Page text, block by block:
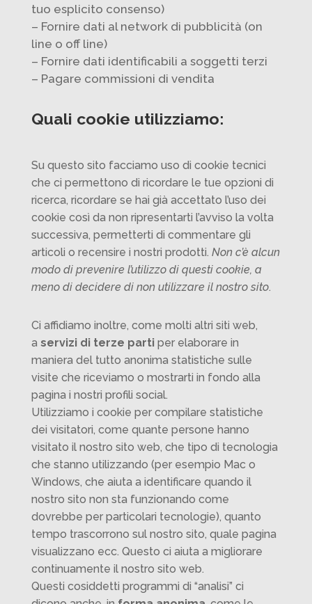
tuo esplicito consenso)
– Fornire dati al network di pubblicità (on
line o off line)
– Fornire dati identificabili a soggetti terzi
– Pagare commissioni di vendita
Quali cookie utilizziamo:
Su questo sito facciamo uso di cookie tecnici
che ci permettono di ricordare le tue opzioni di
ricerca, ricordare se hai già accettato l’uso dei
cookie così da non ripresentarti l’avviso la volta
successiva, permetterti di commentare gli
articoli o recensire i nostri prodotti. Non c’è alcun
modo di prevenire l’utilizzo di questi cookie, a
meno di decidere di non utilizzare il nostro sito.
Ci affidiamo inoltre, come molti altri siti web,
a servizi di terze partiper elaborare in
maniera del tutto anonima statistiche sulle
visite che riceviamo o mostrarti in fondo alla
pagina i nostri profili social.
Utilizziamo i cookie per compilare statistiche
dei visitatori, come quante persone hanno
visitato il nostro sito web, che tipo di tecnologia
che stanno utilizzando (per esempio Mac o
Windows, che aiuta a identificare quando il
nostro sito non sta funzionando come
dovrebbe per particolari tecnologie), quanto
tempo trascorrono sul nostro sito, quale pagina
visualizzano ecc. Questo ci aiuta a migliorare
continuamente il nostro sito web.
Questi cosiddetti programmi di “analisi” ci